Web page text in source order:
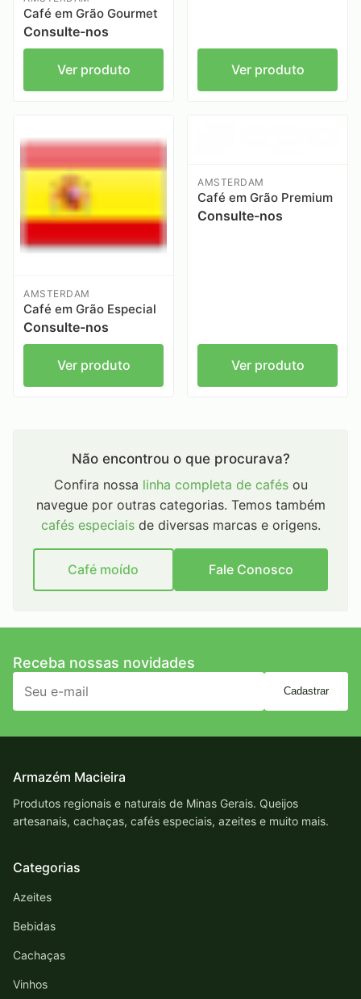
Café em Grão Gourmet
Consulte-nos
Ver produto Ver produto
AMSTERDAM
Café em Grão Especial
Consulte-nos
Ver produto
AMSTERDAM
Café em Grão Premium
Consulte-nos
Ver produto
Não encontrou o que procurava?
Confira nossa linha completa de cafésou
navegue por outras categorias. Temos também
cafés especiaisde diversas marcas e origens.
Café moído Fale Conosco
Receba nossas novidades
Cadastrar
Armazém Macieira
Produtos regionais e naturais de Minas Gerais. Queijos
artesanais, cachaças, cafés especiais, azeites e muito mais.
Categorias
Azeites
Bebidas
Cachaças
Vinhos